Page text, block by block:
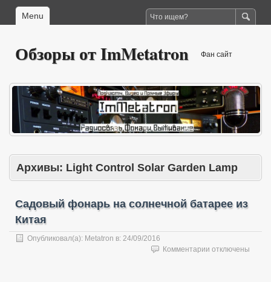
Menu
Обзоры от ImMetatron Фан сайт
Архивы: Light Control Solar Garden Lamp
Садовый фонарь на солнечной батарее из
Китая
Опубликовал(а): Metatron в: 24/09/2016
Комментарии котключены